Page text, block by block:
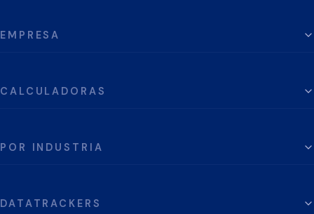
EMPRESA
CALCULADORAS
POR INDUSTRIA
DATATRACKERS